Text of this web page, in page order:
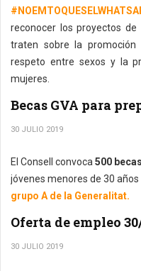
reconocer los proyectos
traten sobre la promoción
respeto entre sexos y la
mujeres.
Becas GVA para
30 JULIO 2019
El Consell convoca 500
jóvenes menores de 30 años
grupo A de la Generalitat.
Oferta de empleo
30 JULIO 2019